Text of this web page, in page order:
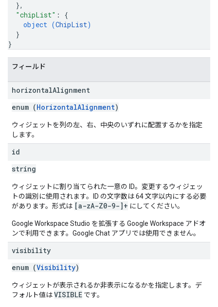
},
"chipList" : {
object (ChipList)
}
}
フィールド
horizontalAlignment
enum (HorizontalAlignment)
ウィジェットを列の左、右、中央のいずれに配置するかを指定
します。
id
string
ウィジェットに割り当てられた一意の ID。変更するウィジェッ
トの識別に使用されます。ID の文字数は 64 文字以内にする必要
があります。形式は [a-zA-Z0-9-]+ にしてください。
Google Workspace Studio を拡張する Google Workspace アドオ
ンで利用できます。Google Chat アプリでは使用できません。
visibility
enum (Visibility)
ウィジェットが表示されるか非表示になるかを指定します。デ
フォルト値はVISIBLE です。